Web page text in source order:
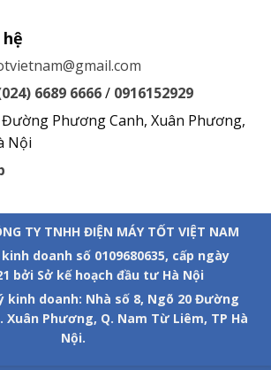
6689 6666/ 0916152929
Đường Phương Canh, Xuân Phương,
Nội
TY TNHH ĐIỆN MÁY TỐT VIỆT NAM
doanh số 0109680635, cấp ngày
bởi Sở kế hoạch đầu tư Hà Nội
kinh doanh: Nhà số 8, Ngõ 20 Đường
Xuân Phương, Q. Nam Từ Liêm, TP Hà
Nội.